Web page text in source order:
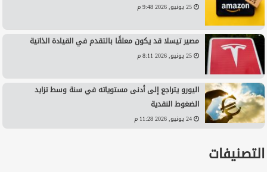
25 يونيو, 2026 9:48 م
مصير تيسلا قد يكون معلقًا بالتقدم في القيادة الذاتية
25 يونيو, 2026 8:11 م
اليورو يتراجع إلى أدنى مستوياته في سنة وسط تزايد
الضغوط النقدية
24 يونيو, 2026 11:28 م
التصنيفات